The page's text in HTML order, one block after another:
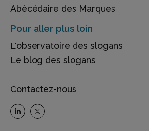
Abécédaire des Marques
Pour aller plus loin
L'observatoire des slogans
Le blog des slogans
Contactez-nous